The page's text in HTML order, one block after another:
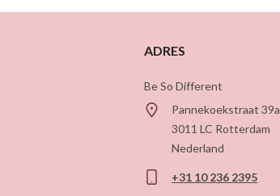
ADRES
Be So Different
Pannekoekstraat 39a
3011 LC Rotterdam
Nederland
+31 10 236 2395